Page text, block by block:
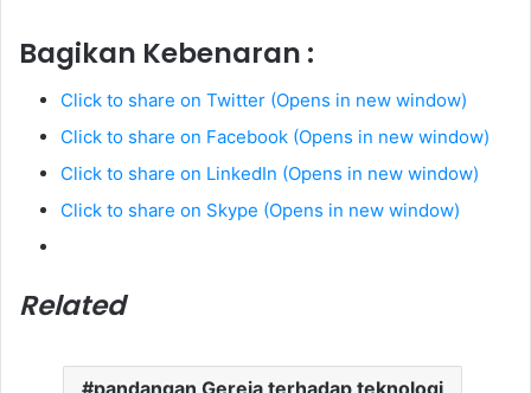
Bagikan Kebenaran :
Click to share on Twitter (Opens in new window)
Click to share on Facebook (Opens in new window)
Click to share on LinkedIn (Opens in new window)
Click to share on Skype (Opens in new window)
Related